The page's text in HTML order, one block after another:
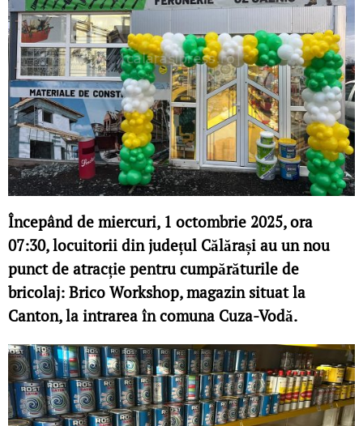
Începând de miercuri, 1 octombrie 2025, ora
07:30, locuitorii din județul Călărași au un nou
punct de atracție pentru cumpărăturile de
bricolaj: Brico Workshop, magazin situat la
Canton, la intrarea în comuna Cuza-Vodă.